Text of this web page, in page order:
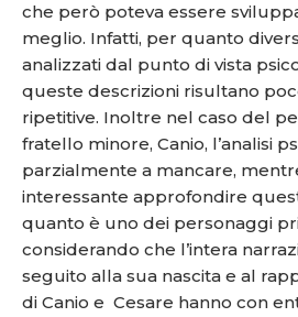
che però poteva essere
meglio. Infatti, per quanto
analizzati dal punto di vista
queste descrizioni risultano
ripetitive. Inoltre nel caso del
fratello minore, Canio, l’analisi
parzialmente a mancare,
interessante approfondire
quanto è uno dei personaggi
considerando che l’intera
seguito alla sua nascita e al
di Canio e Cesare hanno con